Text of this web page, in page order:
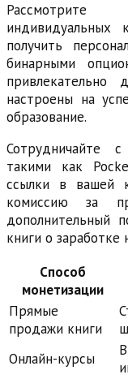
Рассмотрите
индивидуальных
получить
бинарными
привлекательно
настроены на
образование.
Сотрудничайте
такими как
ссылки в вашей
комиссию за
дополнительный
книги о заработке
Способ
монетизации
Прямые
продажи книги
Онлайн-курсы